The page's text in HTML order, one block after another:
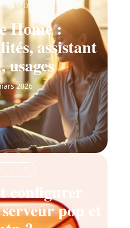
INFO
Home :
assistant
usages
2026
INFO
configurer
pop et